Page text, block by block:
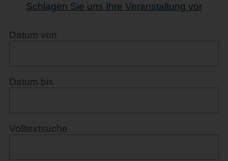
Schlagen Sie uns Ihre Veranstaltung vor
Datum von
Datum bis
Volltextsuche